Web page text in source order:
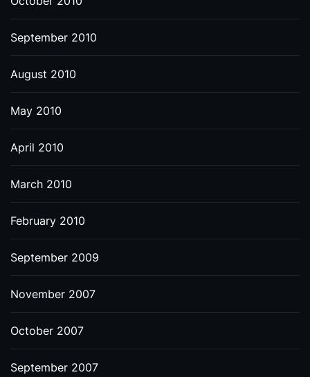
September 2010
August 2010
May 2010
April 2010
March 2010
February 2010
September 2009
November 2007
October 2007
September 2007